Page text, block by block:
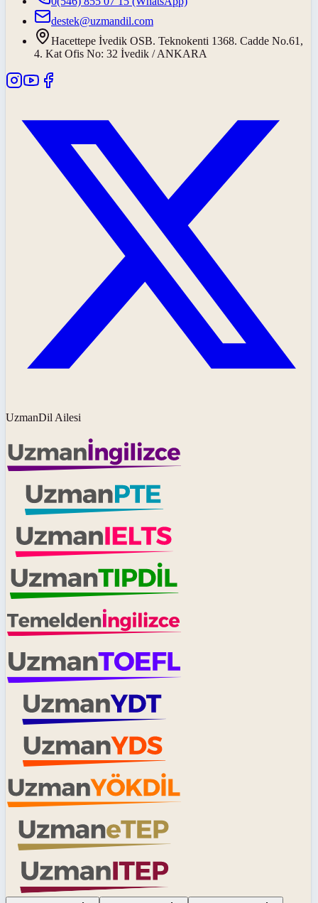
destek@uzmandil.com
Hacettepe İvedik OSB. Teknokenti 1368. Cadde No.61,
4. Kat Ofis No: 32 İvedik / ANKARA
UzmanDil Ailesi